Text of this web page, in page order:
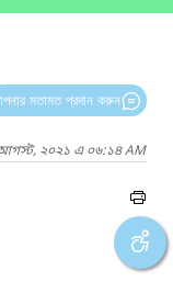
মতামত প্রদান করুন
আগস্ট, ২০২১ এ ০৬:১৪ AM